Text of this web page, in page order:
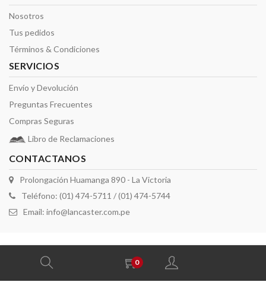
0
Nosotros
Tus pedidos
Términos & Condiciones
SERVICIOS
Envío y Devolución
Preguntas Frecuentes
Compras Seguras
Libro de Reclamaciones
CONTACTANOS
Prolongación Huamanga 890 - La Victoria
Teléfono: (01) 474-5711 / (01) 474-5744
Email: info@lancaster.com.pe